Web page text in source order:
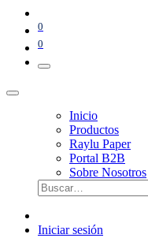
0
0
Inicio
Productos
Raylu Paper
Portal B2B
Sobre Nosotros
Iniciar sesión